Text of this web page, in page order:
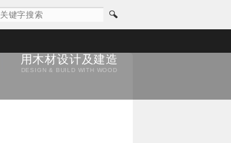
用木材设计及建造
DESIGN & BUILD WITH WOOD